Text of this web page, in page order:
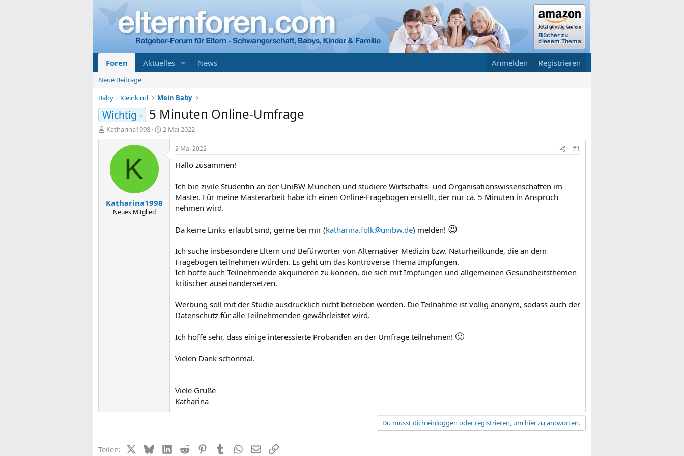
Foren Aktuelles News Anmelden Registrieren
Neue Beiträge
Baby + Kleinkind
Mein Baby
Wichtig - 5 Minuten Online-Umfrage
E
r
r
Katharina1998
E
r
2 Mai 2022
K
Katharina1998
Neues Mitglied
2 Mai 2022 #1
Hallo zusammen!
Ich bin zivile Studentin an der UniBW München und studiere Wirtschafts- und Organisationswissenschaften im
Master. Für meine Masterarbeit habe ich einen Online-Fragebogen erstellt, der nur ca. 5 Minuten in Anspruch
nehmen wird.
Da keine Links erlaubt sind, gerne bei mir (katharina.folk@unibw.de) melden! 😉
Ich suche insbesondere Eltern und Befürworter von Alternativer Medizin bzw. Naturheilkunde, die an dem
Fragebogen teilnehmen würden. Es geht um das kontroverse Thema Impfungen.
Ich hoffe auch Teilnehmende akquirieren zu können, die sich mit Impfungen und allgemeinen Gesundheitsthemen
kritischer auseinandersetzen.
Werbung soll mit der Studie ausdrücklich nicht betrieben werden. Die Teilnahme ist völlig anonym, sodass auch der
Datenschutz für alle Teilnehmenden gewährleistet wird.
Ich hoffe sehr, dass einige interessierte Probanden an der Umfrage teilnehmen! 🙂
Vielen Dank schonmal.
Viele Grüße
Katharina
Du musst dich einloggen oder registrieren, um hier zu antworten.
Teilen: X (Twitter)
BlueskyLinkedIn
Reddit PinterestTumblrWhatsApp
E-MailLink